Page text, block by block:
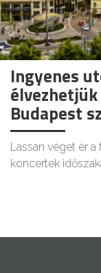
Ingyenes
Budapest
Lassan véget ér
koncertek